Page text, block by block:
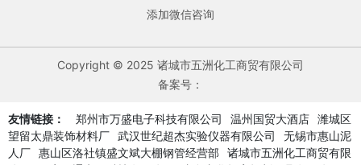
添加微信咨询
Copyright © 2025 诸城市五洲化工商贸有限公司
备案号：
友情链接： 郑州市万盛电子科技有限公司 温州国贸大酒店 潍城区
望留太鼎装饰材料厂 武汉世纪超杰实验仪器有限公司
无锡市惠山泥
人厂 惠山区洛社镇盛文斌大棚钢管经营部 诸城市五洲化工商贸有限